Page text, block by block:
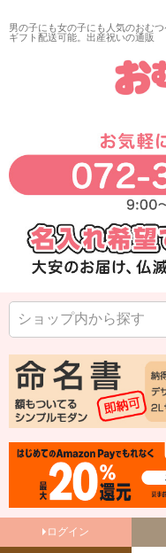
男の子にも女の子にも人気のおむつ
ギフト配送可能。出産祝いの通販
ログイン